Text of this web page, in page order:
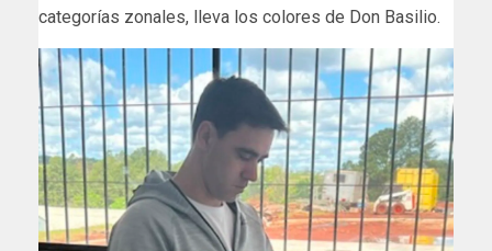
categorías zonales, lleva los colores de Don Basilio.